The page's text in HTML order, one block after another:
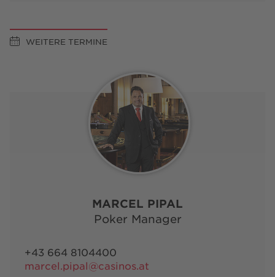
WEITERE TERMINE
MARCEL PIPAL
Poker Manager
+43 664 8104400
marcel.pipal@casinos.at